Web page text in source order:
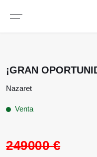
¡GRAN
Nazaret
Venta
249000 €